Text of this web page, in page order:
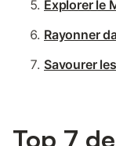
Explorer le
Rayonner
Savourer
Top 7